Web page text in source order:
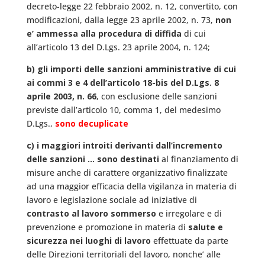
decreto-legge 22 febbraio 2002, n. 12, convertito, con
modificazioni, dalla legge 23 aprile 2002, n. 73, non
e’ ammessa alla procedura di diffida di cui
all’articolo 13 del D.Lgs. 23 aprile 2004, n. 124;
b) gli importi delle sanzioni amministrative di cui
ai commi 3 e 4 dell’articolo 18-bis del D.Lgs. 8
aprile 2003, n. 66, con esclusione delle sanzioni
previste dall’articolo 10, comma 1, del medesimo
D.Lgs., sono decuplicate
c) i maggiori introiti derivanti dall’incremento
delle sanzioni … sono destinatial finanziamento di
misure anche di carattere organizzativo finalizzate
ad una maggior efficacia della vigilanza in materia di
lavoro e legislazione sociale ad iniziative di
contrasto al lavoro sommerso e irregolare e di
prevenzione e promozione in materia di salute e
sicurezza nei luoghi di lavoro effettuate da parte
delle Direzioni territoriali del lavoro, nonche’ alle